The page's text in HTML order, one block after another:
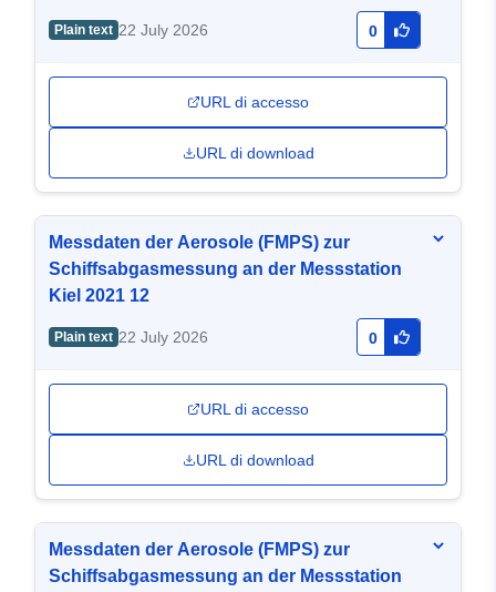
Plain text 22 July 2026 0
URL di accesso
URL di download
Messdaten der Aerosole (FMPS) zur
Schiffsabgasmessung an der Messstation
Kiel 2021 12
Plain text 22 July 2026 0
URL di accesso
URL di download
Messdaten der Aerosole (FMPS) zur
Schiffsabgasmessung an der Messstation